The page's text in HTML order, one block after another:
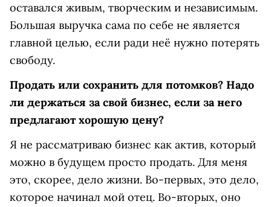
оставался живым, творческим и независимым.
Большая выручка сама по себе не является
главной целью, если ради неё нужно потерять
свободу.
Продать или сохранить для потомков? Надо
ли держаться за свой бизнес, если за него
предлагают хорошую цену?
Я не рассматриваю бизнес как актив, который
можно в будущем просто продать. Для меня
это, скорее, дело жизни. Во-первых, это дело,
которое начинал мой отец. Во-вторых, оно